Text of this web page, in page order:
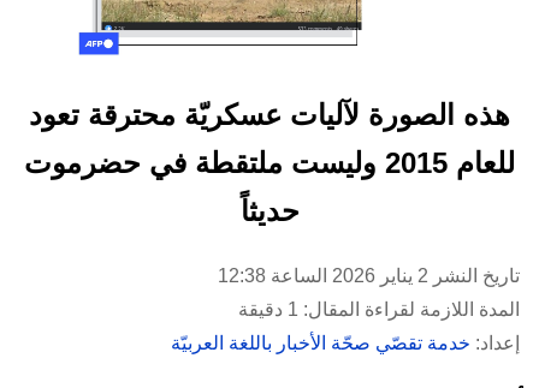
هذه الصورة لآليات عسكريّة محترقة تعود
للعام 2015 وليست ملتقطة في حضرموت
حديثاً
تاريخ النشر 2 يناير 2026 الساعة 12:38
المدة اللازمة لقراءة المقال: 1 دقيقة
إعداد: خدمة تقصّي صحّة الأخبار باللغة العربيّة